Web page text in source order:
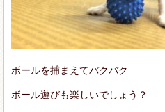
ボールを捕まえてバクバク
ボール遊びも楽しいでしょう？